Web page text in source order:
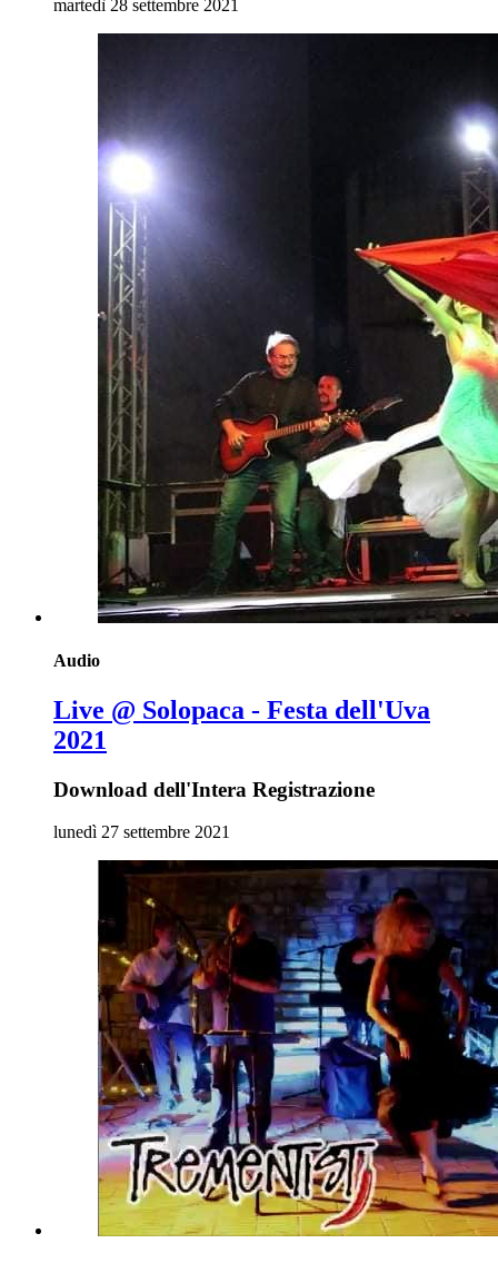
martedì 28 settembre 2021
Audio
Live @ Solopaca - Festa dell'Uva
2021
Download dell'Intera Registrazione
lunedì 27 settembre 2021